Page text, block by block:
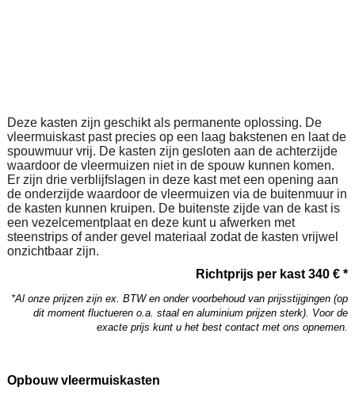
Deze kasten zijn geschikt als permanente oplossing. De
vleermuiskast past precies op een laag bakstenen en laat de
spouwmuur vrij. De kasten zijn gesloten aan de achterzijde
waardoor de vleermuizen niet in de spouw kunnen komen.
Er zijn drie verblijfslagen in deze kast met een opening aan
de onderzijde waardoor de vleermuizen via de buitenmuur in
de kasten kunnen kruipen. De buitenste zijde van de kast is
een vezelcementplaat en deze kunt u afwerken met
steenstrips of ander gevel materiaal zodat de kasten vrijwel
onzichtbaar zijn.
Richtprijs per kast 340 € *
*Al onze prijzen zijn ex. BTW en onder voorbehoud van prijsstijgingen (op
dit moment fluctueren o.a. staal en aluminium prijzen sterk). Voor de
exacte prijs kunt u het best contact met ons opnemen.
Opbouw vleermuiskasten